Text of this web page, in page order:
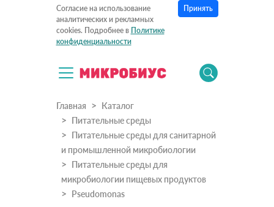
Согласие на использование
аналитических и рекламных
cookies. Подробнее в Политике
конфиденциальности
Принять
Главная
Каталог
Питательные среды
Питательные среды для санитарной
и промышленной микробиологии
Питательные среды для
микробиологии пищевых продуктов
Pseudomonas